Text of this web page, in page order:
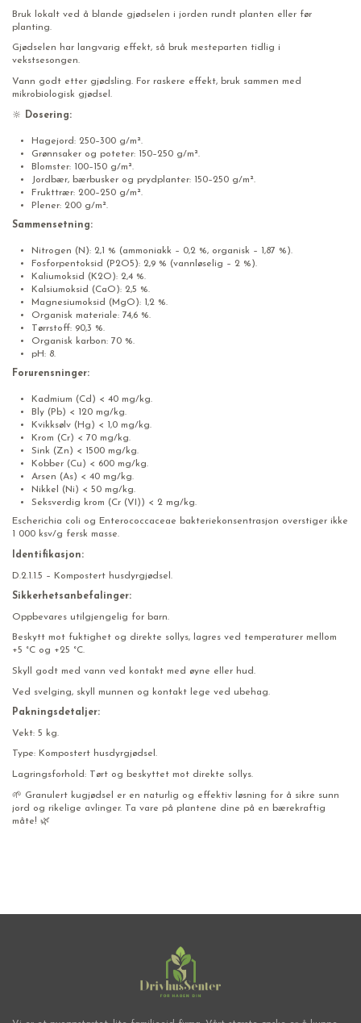
Bruk lokalt ved å blande gjødselen i jorden rundt planten eller før
planting.
Gjødselen har langvarig effekt, så bruk mesteparten tidlig i
vekstsesongen.
Vann godt etter gjødsling. For raskere effekt, bruk sammen med
mikrobiologisk gjødsel.
🔆 Dosering:
Hagejord: 250–300 g/m².
Grønnsaker og poteter: 150–250 g/m².
Blomster: 100–150 g/m².
Jordbær, bærbusker og prydplanter: 150–250 g/m².
Frukttrær: 200–250 g/m².
Plener: 200 g/m².
Sammensetning:
Nitrogen (N): 2,1 % (ammoniakk – 0,2 %, organisk – 1,87 %).
Fosforpentoksid (P2O5): 2,9 % (vannløselig – 2 %).
Kaliumoksid (K2O): 2,4 %.
Kalsiumoksid (CaO): 2,5 %.
Magnesiumoksid (MgO): 1,2 %.
Organisk materiale: 74,6 %.
Tørrstoff: 90,3 %.
Organisk karbon: 70 %.
pH: 8.
Forurensninger:
Kadmium (Cd) < 40 mg/kg.
Bly (Pb) < 120 mg/kg.
Kvikksølv (Hg) < 1,0 mg/kg.
Krom (Cr) < 70 mg/kg.
Sink (Zn) < 1500 mg/kg.
Kobber (Cu) < 600 mg/kg.
Arsen (As) < 40 mg/kg.
Nikkel (Ni) < 50 mg/kg.
Seksverdig krom (Cr (VI)) < 2 mg/kg.
Escherichia coli og Enterococcaceae bakteriekonsentrasjon overstiger ikke
1 000 ksv/g fersk masse.
Identifikasjon:
D.2.1.1.5 – Kompostert husdyrgjødsel.
Sikkerhetsanbefalinger:
Oppbevares utilgjengelig for barn.
Beskytt mot fuktighet og direkte sollys, lagres ved temperaturer mellom
+5 °C og +25 °C.
Skyll godt med vann ved kontakt med øyne eller hud.
Ved svelging, skyll munnen og kontakt lege ved ubehag.
Pakningsdetaljer:
Vekt: 5 kg.
Type: Kompostert husdyrgjødsel.
Lagringsforhold: Tørt og beskyttet mot direkte sollys.
🌱 Granulert kugjødsel er en naturlig og effektiv løsning for å sikre sunn
jord og rikelige avlinger. Ta vare på plantene dine på en bærekraftig
måte! 🌿